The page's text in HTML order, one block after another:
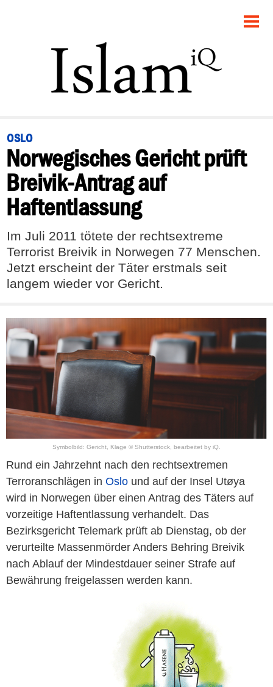
POLITIK
PANORAMA
RECHT
FEUILLETON
DEBATTE
OSLO
Norwegisches Gericht prüft
Breivik-Antrag auf
Haftentlassung
Im Juli 2011 tötete der rechtsextreme
Terrorist Breivik in Norwegen 77 Menschen.
Jetzt erscheint der Täter erstmals seit
langem wieder vor Gericht.
Symbolbild: Gericht, Klage © Shutterstock, bearbeitet by iQ.
Rund ein Jahrzehnt nach den rechtsextremen
Terroranschlägen in Oslo und auf der Insel Utøya
wird in Norwegen über einen Antrag des Täters auf
vorzeitige Haftentlassung verhandelt. Das
Bezirksgericht Telemark prüft ab Dienstag, ob der
verurteilte Massenmörder Anders Behring Breivik
nach Ablauf der Mindestdauer seiner Strafe auf
Bewährung freigelassen werden kann.